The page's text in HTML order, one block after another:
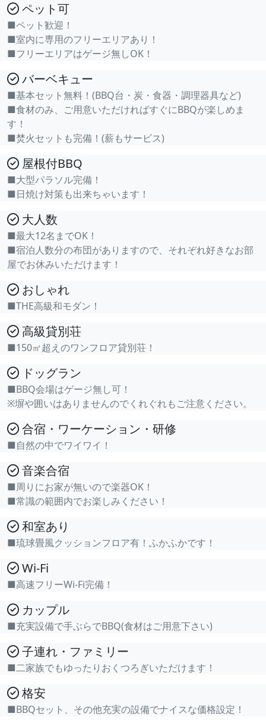
ペット可
■ペット歓迎！
■室内に専用のフリーエリアあり！
■フリーエリアはゲージ無しOK！
バーベキュー
■基本セット無料！(BBQ台・炭・食器・調理器具など)
■食材のみ、ご用意いただければすぐにBBQが楽しめま
す！
■焚火セットも完備！(薪もサービス)
屋根付BBQ
■大型パラソル完備！
■日焼け対策も出来ちゃいます！
大人数
■最大12名までOK！
■宿泊人数分の布団がありますので、それぞれ好きなお部
屋でお休みいただけます！
おしゃれ
■THE高級和モダン！
高級貸別荘
■150㎡超えのワンフロア貸別荘！
ドッグラン
■BBQ会場はゲージ無し可！
※塀や囲いはありませんのでくれぐれもご注意ください。
合宿・ワーケーション・研修
■自然の中でワイワイ！
音楽合宿
■周りにお家が無いので楽器OK！
■常識の範囲内でお楽しみください！
和室あり
■琉球畳風クッションフロア有！ふかふかです！
Wi-Fi
■高速フリーWi-Fi完備！
カップル
■充実設備で手ぶらでBBQ(食材はご用意下さい)
子連れ・ファミリー
■二家族でもゆったりおくつろぎいただけます！
格安
■BBQセット、その他充実の設備でナイスな価格設定！